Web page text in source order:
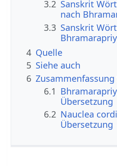
3.2 Sanskrit
nach
3.3 Sanskrit
4 Quelle
5 Siehe auch
6
6.1
Übersetzung
6.2 Nauclea
Übersetzung